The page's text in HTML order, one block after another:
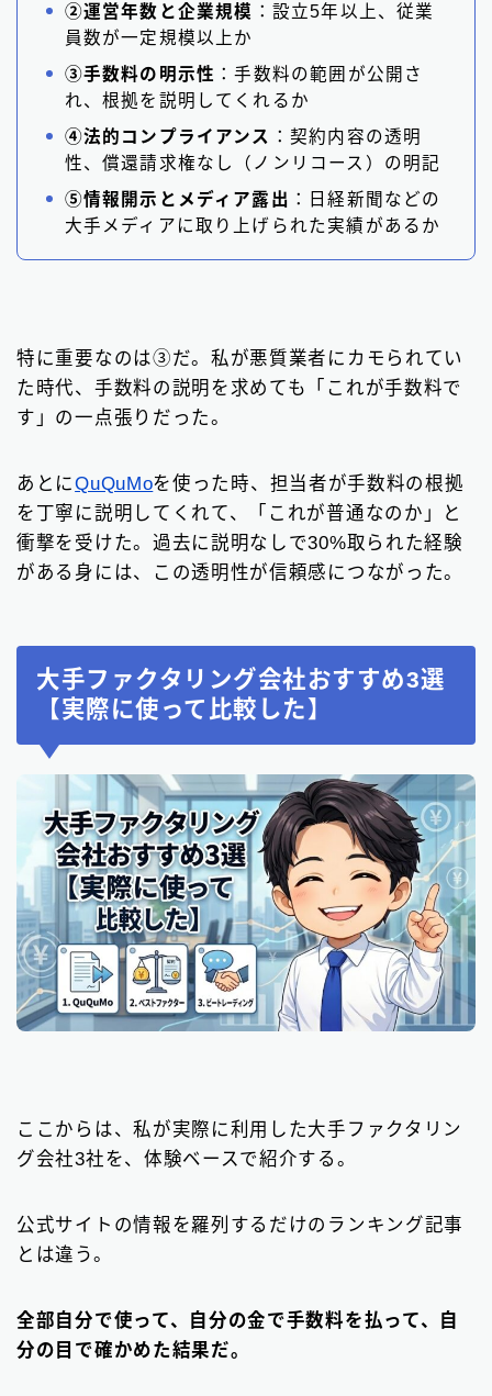
②運営年数と企業規模 ：設立5年以上、従業
員数が一定規模以上か
③手数料の明示性 ：手数料の範囲が公開さ
れ、根拠を説明してくれるか
④法的コンプライアンス ：契約内容の透明
性、償還請求権なし（ノンリコース）の明記
⑤情報開示とメディア露出 ：日経新聞などの
大手メディアに取り上げられた実績があるか
特に重要なのは③だ。私が悪質業者にカモられてい
た時代、手数料の説明を求めても「これが手数料で
す」の一点張りだった。
あとにQuQuMoを使った時、担当者が手数料の根拠
を丁寧に説明してくれて、「これが普通なのか」と
衝撃を受けた。過去に説明なしで30%取られた経験
がある身には、この透明性が信頼感につながった。
大手ファクタリング会社おすすめ3選
【実際に使って比較した】
ここからは、私が実際に利用した大手ファクタリン
グ会社3社を、体験ベースで紹介する。
公式サイトの情報を羅列するだけのランキング記事
とは違う。
全部自分で使って、自分の金で手数料を払って、自
分の目で確かめた結果だ。